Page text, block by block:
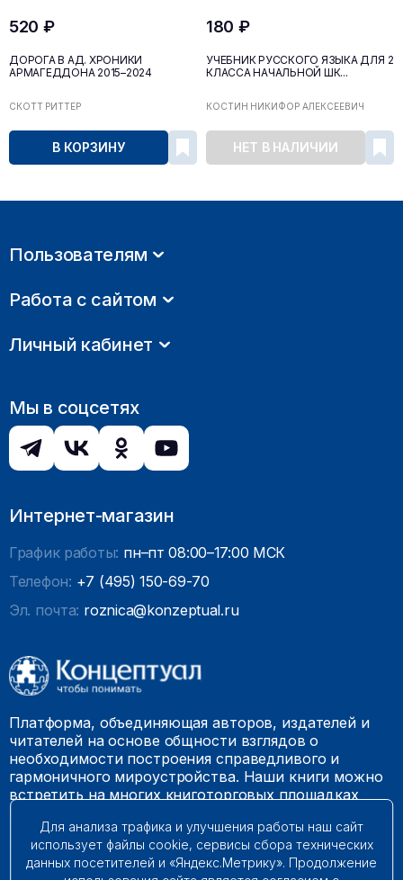
520 ₽
ДОРОГА В АД. ХРОНИКИ
АРМАГЕДДОНА 2015–2024
СКОТТ РИТТЕР
В КОРЗИНУ
180 ₽
УЧЕБНИК РУССКОГО ЯЗЫКА ДЛЯ 2
КЛАССА НАЧАЛЬНОЙ ШК...
КОСТИН НИКИФОР АЛЕКСЕЕВИЧ
НЕТ В НАЛИЧИИ
Пользователям
Работа с сайтом
Личный кабинет
Мы в соцсетях
Интернет-магазин
График работы: пн–пт 08:00–17:00 МСК
Телефон: +7 (495) 150-69-70
Эл. почта: roznica@konzeptual.ru
Платформа, объединяющая авторов, издателей и
читателей на основе общности взглядов о
необходимости построения справедливого и
гармоничного мироустройства. Наши книги можно
встретить на многих книготорговых площадках
© 2009 – 2026. Все права защищены.
Для анализа трафика и улучшения работы наш сайт
использует файлы cookie, сервисы сбора технических
данных посетителей и «Яндекс.Метрику». Продолжение